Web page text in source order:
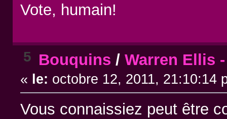
Vote, humain!
5 Bouquins / Warren Ellis
« le: octobre 12, 2011, 21:10:14
Vous connaissiez peut être